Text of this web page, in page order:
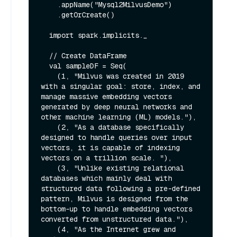
with a singular goal: store, index, and
manage massive embedding vectors
generated by deep neural networks and
other machine learning (ML) models."),
designed to handle queries over input
vectors, it is capable of indexing
vectors on a trillion scale. "),
databases which mainly deal with
structured data following a pre-defined
pattern, Milvus is designed from the
bottom-up to handle embedding vectors
converted from unstructured data."),